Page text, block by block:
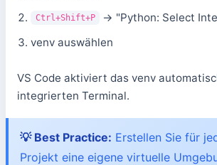
Ctrl+Shift+P
→ "Python: Select
venv auswählen
VS Code aktiviert das venv
integrierten Terminal.
💡 Best Practice: Erstellen Sie für
Projekt eine eigene virtuelle